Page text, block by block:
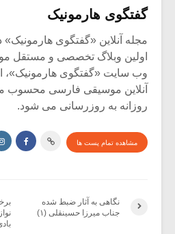
گفتگوی هارمونیک
اولین وبلاگ تخصصی و مستقل
وب سایت «گفتگوی هارمونیک»،
آنلاین موسیقی فارسی
روزانه به روزرسانی می شود.
مشاهده تمام پست ها
نگاهی به آثار ضبط شده
جناب میرزا حسینقلی (۱)